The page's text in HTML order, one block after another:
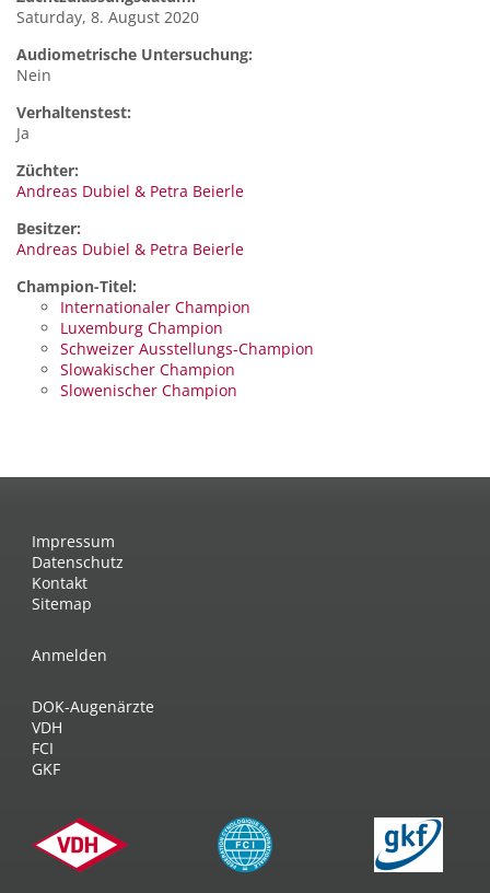
Saturday, 8. August 2020
Audiometrische Untersuchung:
Nein
Verhaltenstest:
Ja
Züchter:
Andreas Dubiel & Petra Beierle
Besitzer:
Andreas Dubiel & Petra Beierle
Champion-Titel:
Internationaler Champion
Luxemburg Champion
Schweizer Ausstellungs-Champion
Slowakischer Champion
Slowenischer Champion
Impressum
Datenschutz
Kontakt
Sitemap
Anmelden
DOK-Augenärzte
VDH
FCI
GKF